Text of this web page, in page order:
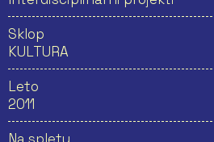
Sklop
KULTURA
Leto
2011